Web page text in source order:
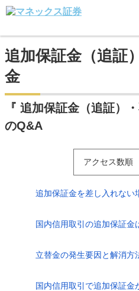
追加保証金（追証
金
『 追加保証金（追証）
のQ&A
アクセス数順
追加保証金を差し入れない
国内信用取引の追加保証金
立替金の発生要因と解消方
国内信用取引で追加保証金